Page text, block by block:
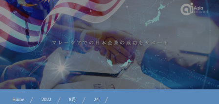
労務サービス
プライバシーポリシー及び著作権について
お問合せ
Home 2022 8月
24